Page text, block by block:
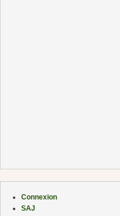
Connexion
SAJ